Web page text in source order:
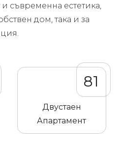
съвременна естетика,
дом, така и за
81
Двустаен
Апартамент